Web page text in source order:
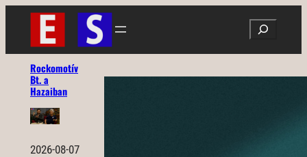
Ugrás
tartalomhoz
Search
Rockomotív
Bt. a
Hazaiban
2026-08-07